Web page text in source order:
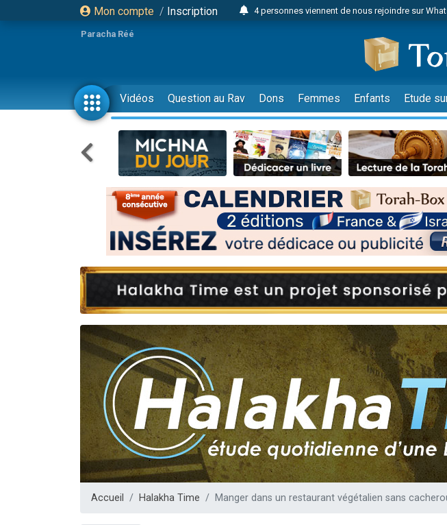
Mon compte / Inscription
4 personnes viennent de nous rejoindre sur
Odaya vient de donner son Maasser
3 personnes viennent de faire un don pour 5
3 personnes viennent de faire un don pour
13 personnes viennent de demander une
2 personnes viennent de nous rejoindre sur
30 personnes viennent de faire un don pour
Il reste 49 places pour étudier en groupe sur
12 nouvelles musiques dans Torah-Box Music
3 personnes viennent de nous rejoindre sur
2 personnes viennent de nous rejoindre sur
3 personnes viennent de nous rejoindre sur
8 personnes viennent de faire un don pour
61 personnes viennent de demander une
Ariel vient de donner son Maasser
Il reste 49 places pour étudier en groupe sur
Eva vient de donner son Maasser
Paracha Réé
Vidéos Question au Rav Dons Femmes Enfants Etude
Accueil Halakha Time Manger dans un restaurant végétalien sans